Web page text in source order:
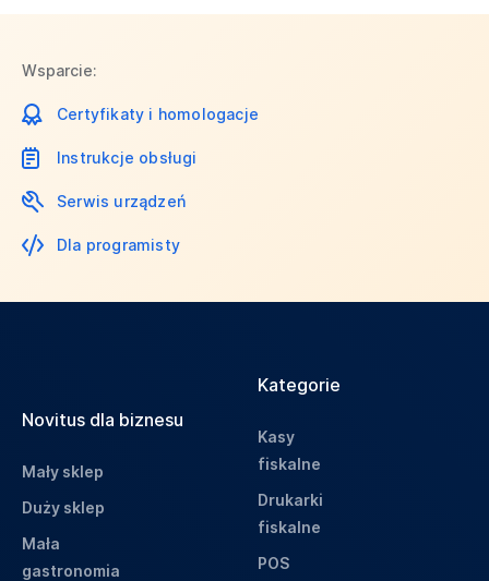
Wsparcie:
Certyfikaty i homologacje
Instrukcje obsługi
Serwis urządzeń
Dla programisty
Novitus dla biznesu
Mały sklep
Duży sklep
Mała
gastronomia
Kategorie
Kasy
fiskalne
Drukarki
fiskalne
POS